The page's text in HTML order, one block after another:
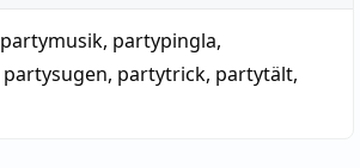
partymusik, partypingla,
partysugen, partytrick, partytält,